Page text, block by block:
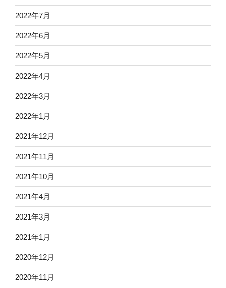
2022年7月
2022年6月
2022年5月
2022年4月
2022年3月
2022年1月
2021年12月
2021年11月
2021年10月
2021年4月
2021年3月
2021年1月
2020年12月
2020年11月